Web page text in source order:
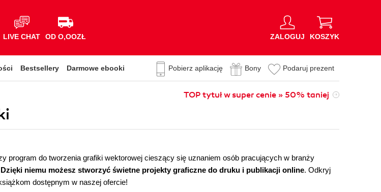
LIVE CHAT OD O,OOZŁ ZALOGUJ KOSZYK
Bestsellery Darmowe ebooki Pobierz aplikację Bony Podaruj prezent
TOP tytuł w super cenie » 50% taniej
program do tworzenia grafiki wektorowej cieszący się uznaniem osób pracujących w branży
Dzięki niemu możesz stworzyć świetne projekty graficzne do druku i publikacji online. Odkryj
dostępnym w naszej ofercie!